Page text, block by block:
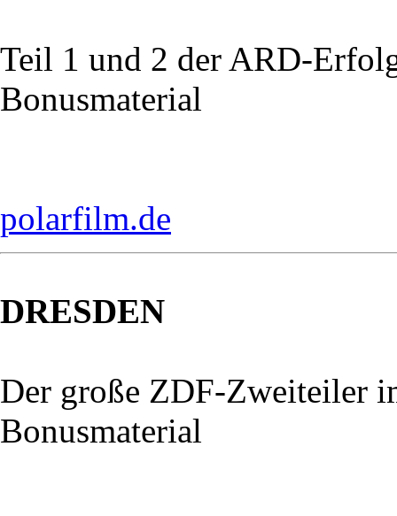
Teil 1 und 2 der ARD-
Bonusmaterial
polarfilm.de
DRESDEN
Der große ZDF-Zweiteiler
Bonusmaterial